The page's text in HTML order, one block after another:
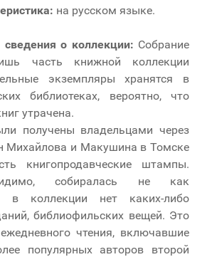
на русском языке.
о коллекции: Собрание
часть книжной коллекции
экземпляры хранятся в
библиотеках, вероятно, что
утрачена.
получены владельцами через
Михайлова и Макушина в Томске
книгопродавческие штампы.
собиралась не как
в коллекции нет каких-либо
библиофильских вещей. Это
чтения, включавшие
популярных авторов второй